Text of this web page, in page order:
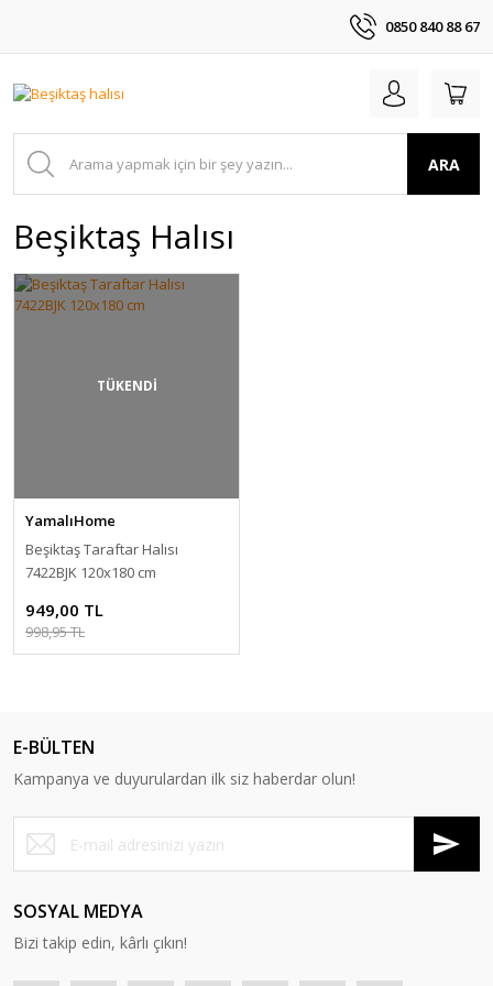
0850 840 88 67
ARA
Beşiktaş Halısı
TÜKENDİ
YamalıHome
Beşiktaş Taraftar Halısı
7422BJK 120x180 cm
949,00 TL
998,95 TL
E-BÜLTEN
Kampanya ve duyurulardan ilk siz haberdar olun!
SOSYAL MEDYA
Bizi takip edin, kârlı çıkın!